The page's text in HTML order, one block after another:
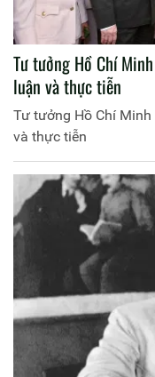
Tư tưởng Hồ Chí
luận và thực tiễn
Tư tưởng Hồ Chí
và thực tiễn